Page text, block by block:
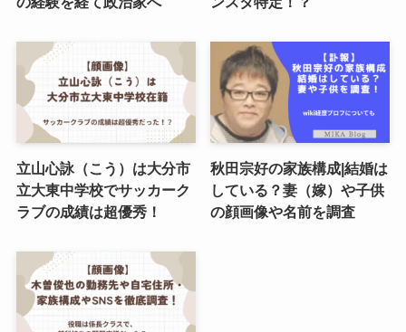
立山心詠（こう）は大分市
立大東中学校でサッカーク
ラブの成績は超優秀！
秋田宗好の家族構成|結婚は
している？妻（嫁）や子供
の顔画像や名前を調査